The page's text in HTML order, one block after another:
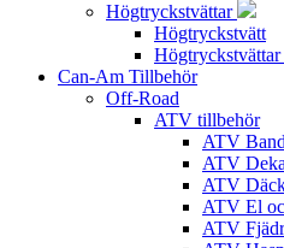
Högtryckstvättar
Högtryckstvätt
Can-Am Tillbehör
Off-Road
ATV tillbehör
ATV
ATV
ATV
ATV El
ATV